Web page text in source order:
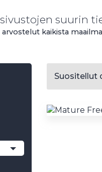
suurin
arvostelut kaikista
Suositellut